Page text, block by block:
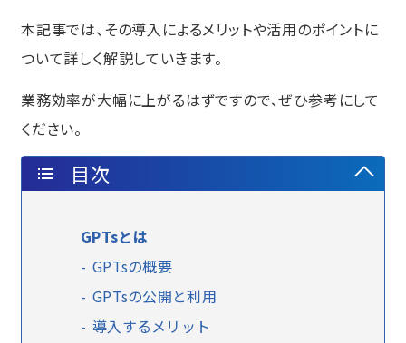
本記事では、その導入によるメリットや活用のポイントに
ついて詳しく解説していきます。
業務効率が大幅に上がるはずですので、ぜひ参考にして
ください。
目次
GPTsとは
GPTsの概要
GPTsの公開と利用
導入するメリット